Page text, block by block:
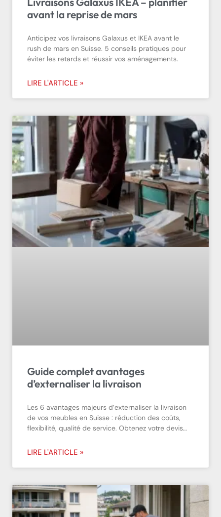
avant la reprise de mars
Anticipez vos livraisons Galaxus et IKEA avant le
rush de mars en Suisse. 5 conseils pratiques pour
éviter les retards et réussir vos aménagements.
LIRE L'ARTICLE »
Guide complet avantages
d’externaliser la livraison
Les 6 avantages majeurs d’externaliser la livraison
de vos meubles en Suisse : réduction des coûts,
flexibilité, qualité de service. Obtenez votre devis…
LIRE L'ARTICLE »